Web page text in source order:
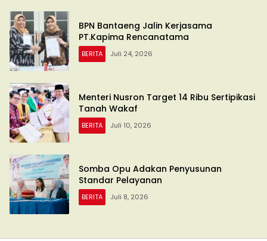
BPN Bantaeng Jalin Kerjasama
PT.Kapima Rencanatama
BERITA Juli 24, 2026
Menteri Nusron Target 14 Ribu Sertipikasi
Tanah Wakaf
BERITA Juli 10, 2026
Somba Opu Adakan Penyusunan
Standar Pelayanan
BERITA Juli 8, 2026